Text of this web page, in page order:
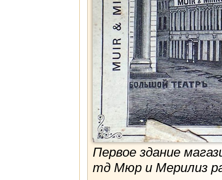
Первое здание
тд Мюр и Мерилиз